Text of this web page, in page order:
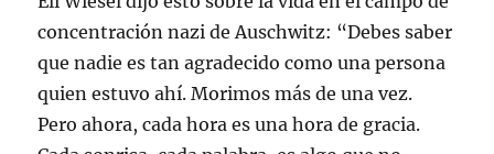
concentración nazi de Auschwitz: “Debes saber
que nadie es tan agradecido como una persona
quien estuvo ahí. Morimos más de una vez.
Pero ahora, cada hora es una hora de gracia.